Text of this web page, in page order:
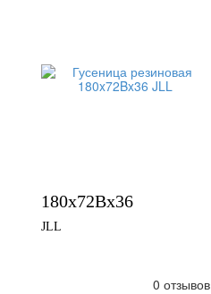
180x72Bx36
JLL
0 отзывов